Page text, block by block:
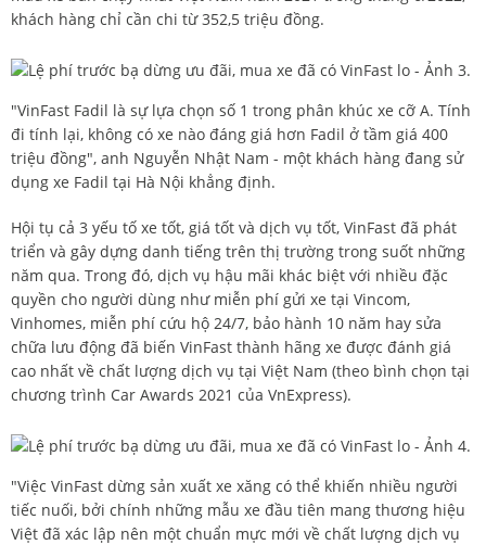
khách hàng chỉ cần chi từ 352,5 triệu đồng.
"VinFast Fadil là sự lựa chọn số 1 trong phân khúc xe cỡ A. Tính
đi tính lại, không có xe nào đáng giá hơn Fadil ở tầm giá 400
triệu đồng", anh Nguyễn Nhật Nam - một khách hàng đang sử
dụng xe Fadil tại Hà Nội khẳng định.
Hội tụ cả 3 yếu tố xe tốt, giá tốt và dịch vụ tốt, VinFast đã phát
triển và gây dựng danh tiếng trên thị trường trong suốt những
năm qua. Trong đó, dịch vụ hậu mãi khác biệt với nhiều đặc
quyền cho người dùng như miễn phí gửi xe tại Vincom,
Vinhomes, miễn phí cứu hộ 24/7, bảo hành 10 năm hay sửa
chữa lưu động đã biến VinFast thành hãng xe được đánh giá
cao nhất về chất lượng dịch vụ tại Việt Nam (theo bình chọn tại
chương trình Car Awards 2021 của VnExpress).
"Việc VinFast dừng sản xuất xe xăng có thể khiến nhiều người
tiếc nuối, bởi chính những mẫu xe đầu tiên mang thương hiệu
Việt đã xác lập nên một chuẩn mực mới về chất lượng dịch vụ